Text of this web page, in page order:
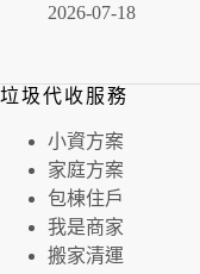
2026-07-18
垃圾代收服務
⼩資⽅案
家庭⽅案
包棟住戶
我是商家
搬家清運